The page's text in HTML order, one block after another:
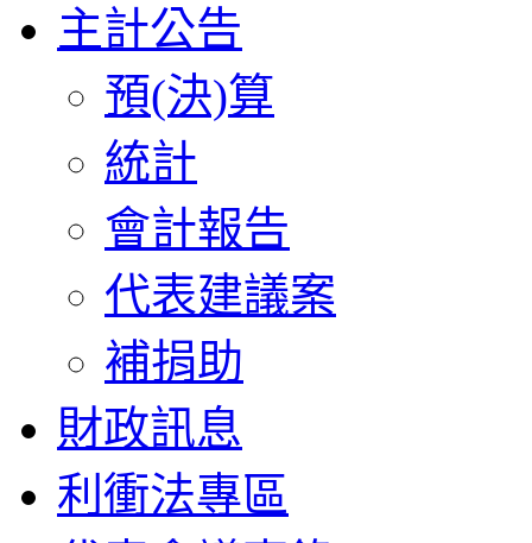
主計公告
預(決)算
統計
會計報告
代表建議案
補捐助
財政訊息
利衝法專區